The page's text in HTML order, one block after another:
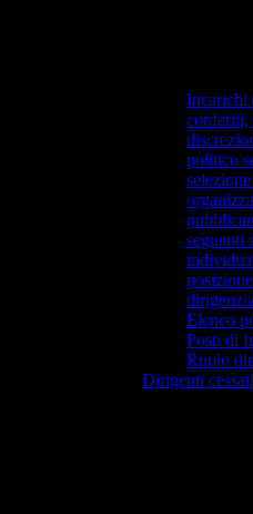
Incarichi
politico
seguenti
Elenco
Posti di
Ruolo
Dirigenti cessati